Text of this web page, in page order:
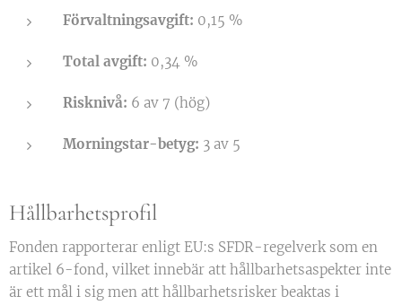
Förvaltningsavgift: 0,15 %
Total avgift: 0,34 %
Risknivå: 6 av 7 (hög)
Morningstar-betyg: 3 av 5
Hållbarhetsprofil
Fonden rapporterar enligt EU:s SFDR-regelverk som en
artikel 6-fond, vilket innebär att hållbarhetsaspekter inte
är ett mål i sig men att hållbarhetsrisker beaktas i